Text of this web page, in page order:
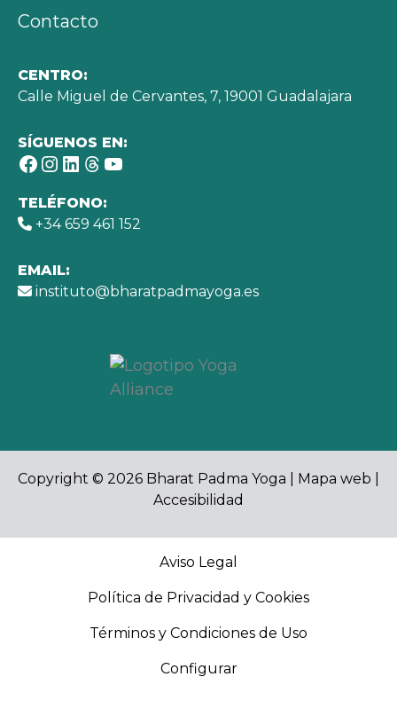
Contacto
CENTRO:
Calle Miguel de Cervantes, 7, 19001 Guadalajara
SÍGUENOS EN:
Facebook
Instagram
LinkedIn
Threads
YouTube
TELÉFONO:
+34 659 461 152
EMAIL:
instituto@bharatpadmayoga.es
Copyright © 2026 Bharat Padma Yoga | Mapa web
Accesibilidad
Aviso Legal
Política de Privacidad y Cookies
Términos y Condiciones de Uso
Configurar